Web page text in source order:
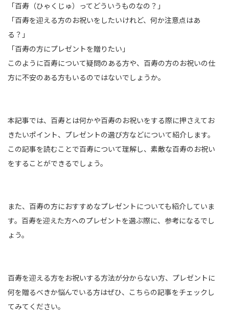
「百寿（ひゃくじゅ）ってどういうものなの？」
「百寿を迎える方のお祝いをしたいけれど、何か注意点はあ
る？」
「百寿の方にプレゼントを贈りたい」
このように百寿について疑問のある方や、百寿の方のお祝いの仕
方に不安のある方もいるのではないでしょうか。
本記事では、百寿とは何かや百寿のお祝いをする際に押さえてお
きたいポイント、プレゼントの選び方などについて紹介します。
この記事を読むことで百寿について理解し、素敵な百寿のお祝い
をすることができるでしょう。
また、百寿の方におすすめなプレゼントについても紹介していま
す。百寿を迎えた方へのプレゼントを選ぶ際に、参考になるでし
ょう。
百寿を迎える方をお祝いする方法が分からない方、プレゼントに
何を贈るべきか悩んでいる方はぜひ、こちらの記事をチェックし
てみてください。